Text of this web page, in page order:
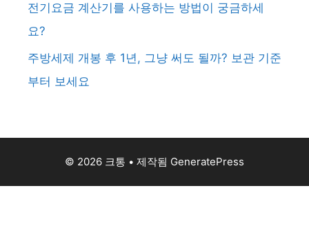
전기요금 계산기를 사용하는 방법이 궁금하세
요?
주방세제 개봉 후 1년, 그냥 써도 될까? 보관 기준
부터 보세요
© 2026 크통 • 제작됨 GeneratePress